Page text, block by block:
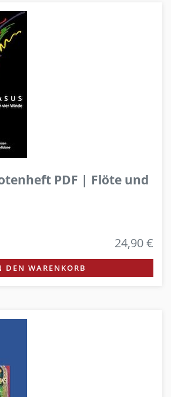
PDF | Flöte und
24,90 €
DEN WARENKORB